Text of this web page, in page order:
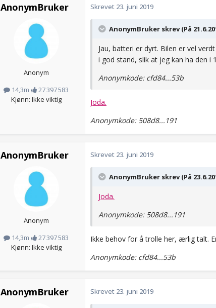
AnonymBruker
Anonym
14,3m
27 397 583
Kjønn: Ikke viktig
Skrevet 23. juni 2019
AnonymBruker skrev (På
Jau, batteri er dyrt. Bilen er vel
i god stand, slik at jeg kan ha den i
Anonymkode: cfd84...53b
Joda.
Anonymkode: 508d8...191
AnonymBruker
Anonym
14,3m
27 397 583
Kjønn: Ikke viktig
Skrevet 23. juni 2019
AnonymBruker skrev (På
Joda.
Anonymkode: 508d8...191
Ikke behov for å trolle her, ærlig talt.
Anonymkode: cfd84...53b
AnonymBruker Skrevet 23. juni 2019